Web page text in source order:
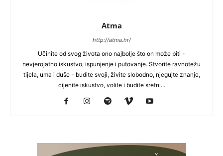
Atma
http://atma.hr/
Učinite od svog života ono najbolje što on može biti -
nevjerojatno iskustvo, ispunjenje i putovanje. Stvorite ravnotežu
tijela, uma i duše - budite svoji, živite slobodno, njegujte znanje,
cijenite iskustvo, volite i budite sretni...